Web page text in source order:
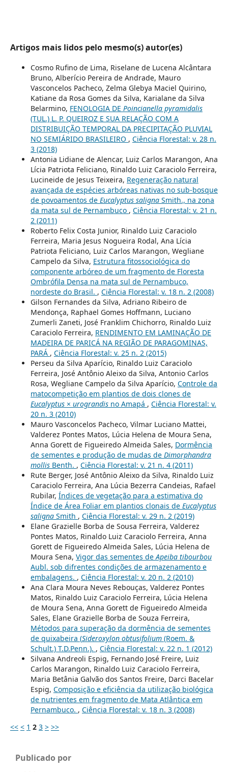
Artigos mais lidos pelo mesmo(s) autor(es)
Cosmo Rufino de Lima, Riselane de Lucena Alcântara
Bruno, Alberício Pereira de Andrade, Mauro
Vasconcelos Pacheco, Zelma Glebya Maciel Quirino,
Katiane da Rosa Gomes da Silva, Karialane da Silva
Belarmino, FENOLOGIA DE Poincianella pyramidalis
(TUL.) L. P. QUEIROZ E SUA RELAÇÃO COM A
DISTRIBUIÇÃO TEMPORAL DA PRECIPITAÇÃO PLUVIAL
NO SEMIÁRIDO BRASILEIRO , Ciência Florestal: v. 28 n.
3 (2018)
Antonia Lidiane de Alencar, Luiz Carlos Marangon, Ana
Lícia Patriota Feliciano, Rinaldo Luiz Caraciolo Ferreira,
Lucineide de Jesus Teixeira, Regeneração natural
avançada de espécies arbóreas nativas no sub-bosque
de povoamentos de Eucalyptus salignaSmith., na zona
da mata sul de Pernambuco , Ciência Florestal: v. 21 n.
2 (2011)
Roberto Felix Costa Junior, Rinaldo Luiz Caraciolo
Ferreira, Maria Jesus Nogueira Rodal, Ana Lícia
Patriota Feliciano, Luiz Carlos Marangon, Wegliane
Campelo da Silva, Estrutura fitossociológica do
componente arbóreo de um fragmento de Floresta
Ombrófila Densa na mata sul de Pernambuco,
nordeste do Brasil. , Ciência Florestal: v. 18 n. 2 (2008)
Gilson Fernandes da Silva, Adriano Ribeiro de
Mendonça, Raphael Gomes Hoffmann, Luciano
Zumerli Zaneti, José Franklim Chichorro, Rinaldo Luiz
Caraciolo Ferreira, RENDIMENTO EM LAMINAÇÃO DE
MADEIRA DE PARICÁ NA REGIÃO DE PARAGOMINAS,
PARÁ , Ciência Florestal: v. 25 n. 2 (2015)
Perseu da Silva Aparício, Rinaldo Luiz Caraciolo
Ferreira, José Antônio Aleixo da Silva, Antonio Carlos
Rosa, Wegliane Campelo da Silva Aparício, Controle da
matocompetição em plantios de dois clones de
Eucalyptus× urograndisno Amapá , Ciência Florestal: v.
20 n. 3 (2010)
Mauro Vasconcelos Pacheco, Vilmar Luciano Mattei,
Valderez Pontes Matos, Lúcia Helena de Moura Sena,
Anna Gorett de Figueiredo Almeida Sales, Dormência
de sementes e produção de mudas de Dimorphandra
mollis Benth. , Ciência Florestal: v. 21 n. 4 (2011)
Rute Berger, José Antônio Aleixo da Silva, Rinaldo Luiz
Caraciolo Ferreira, Ana Lúcia Bezerra Candeias, Rafael
Rubilar, Índices de vegetação para a estimativa do
Índice de Área Foliar em plantios clonais de Eucalyptus
salignaSmith , Ciência Florestal: v. 29 n. 2 (2019)
Elane Grazielle Borba de Sousa Ferreira, Valderez
Pontes Matos, Rinaldo Luiz Caraciolo Ferreira, Anna
Gorett de Figueiredo Almeida Sales, Lúcia Helena de
Moura Sena, Vigor das sementes deApeiba tibourbou
Aubl. sob difrentes condições de armazenamento e
embalagens. , Ciência Florestal: v. 20 n. 2 (2010)
Ana Clara Moura Neves Rebouças, Valderez Pontes
Matos, Rinaldo Luiz Caraciolo Ferreira, Lúcia Helena
de Moura Sena, Anna Gorett de Figueiredo Almeida
Sales, Elane Grazielle Borba de Souza Ferreira,
Métodos para superação da dormência de sementes
de quixabeira (Sideroxylon obtusifolium(Roem. &
Schult.) T.D.Penn.). , Ciência Florestal: v. 22 n. 1 (2012)
Silvana Andreoli Espig, Fernando José Freire, Luiz
Carlos Marangon, Rinaldo Luiz Caraciolo Ferreira,
Maria Betânia Galvão dos Santos Freire, Darci Bacelar
Espig, Composição e eficiência da utilização biológica
de nutrientes em fragmento de Mata Atlântica em
Pernambuco. , Ciência Florestal: v. 18 n. 3 (2008)
<< < 1 2 3 > >>
Publicado por